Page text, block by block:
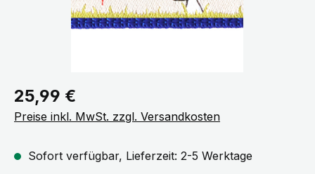
Regulärer Preis:
25,99 €
Preise inkl. MwSt. zzgl. Versandkosten
Sofort verfügbar, Lieferzeit: 2-5 Werktage